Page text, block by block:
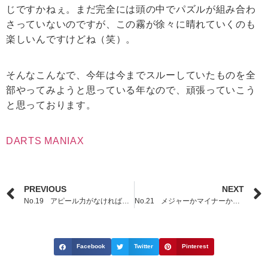
じですかねぇ。まだ完全には頭の中でパズルが組み合わ
さっていないのですが、この霧が徐々に晴れていくのも
楽しいんですけどね（笑）。
そんなこんなで、今年は今までスルーしていたものを全
部やってみようと思っている年なので、頑張っていこう
と思っております。
DARTS MANIAX
PREVIOUS NEXT
No.21 メジャーかマイナーかの違い
Facebook Twitter Pinterest